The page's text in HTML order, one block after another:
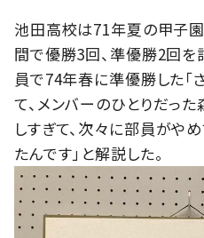
池田高校は71年夏の甲子
間で優勝3回、準優勝2回を
員で74年春に準優勝した「
て、メンバーのひとりだっ
しすぎて、次々に部員がや
たんです」と解説した。